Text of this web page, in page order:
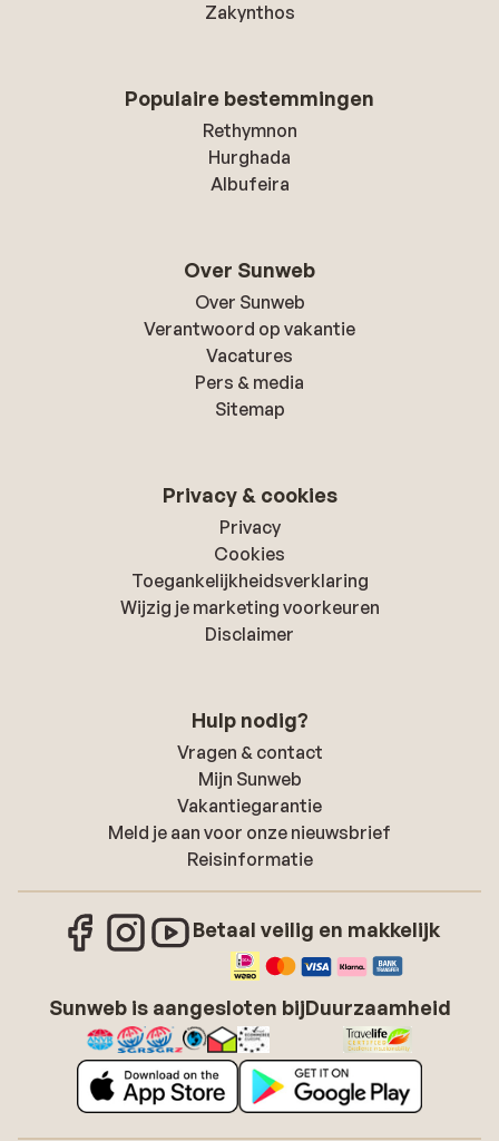
Zakynthos
Populaire bestemmingen
Rethymnon
Hurghada
Albufeira
Over Sunweb
Over Sunweb
Verantwoord op vakantie
Vacatures
Pers & media
Sitemap
Privacy & cookies
Privacy
Cookies
Toegankelijkheidsverklaring
Wijzig je marketing voorkeuren
Disclaimer
Hulp nodig?
Vragen & contact
Mijn Sunweb
Vakantiegarantie
Meld je aan voor onze nieuwsbrief
Reisinformatie
Betaal veilig en makkelijk
Sunweb is aangesloten bijDuurzaamheid